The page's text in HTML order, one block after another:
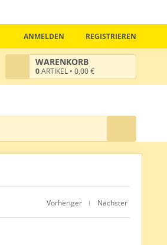
REGISTRIEREN
ANMELDEN
WARENKORB
0ARTIKEL • 0,00 €
Vorheriger | Nächster